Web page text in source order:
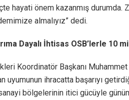
hayati önem kazanmış durumda.
almalıyız” dedi.
Dayalı İhtisas OSB’lerle 10
Koordinatör Başkanı
uyumunun ihracatta başarıyı
bölgelerinin itici gücüyle